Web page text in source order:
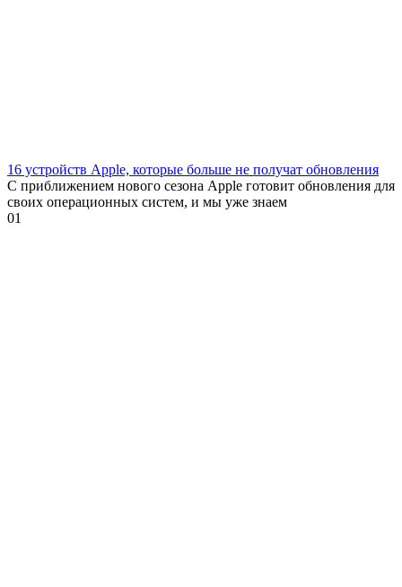
16 устройств Apple, которые больше не получат обновления
С приближением нового сезона Apple готовит обновления для
своих операционных систем, и мы уже знаем
01